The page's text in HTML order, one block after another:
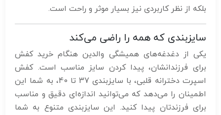
بلکه از نظر کاربردی نیز بسیار موثر و راحت است.
سایزبندی که همه را راضی می‌کند
یکی از دغدغه‌های همیشگی والدین هنگام خرید کفش
برای فرزندانشان، پیدا کردن سایز مناسب است. کفش
اسپرت دخترانه قلبی، با سایزبندی 37 تا 40، به شما این
اطمینان را می‌دهد که می‌توانید اندازه‌ای دقیق و مناسب
برای فرزندتان پیدا کنید. این سایزبندی متنوع به شما